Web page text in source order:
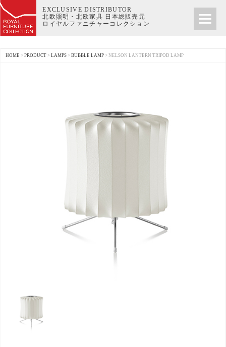
EXCLUSIVE DISTRIBUTOR
北欧照明・北欧家具 日本総販売元
ロイヤルファニチャーコレクション
HOME > PRODUCT > LAMPS > BUBBLE LAMP > NELSON LANTERN TRIPOD LAMP